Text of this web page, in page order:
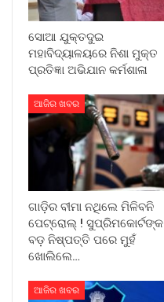
ସୋଆ ଯୁକ୍ତଦୁଇ
ମହାବିଦ୍ୟାଳୟରେ ନିଶା ମୁକ୍ତ
ପ୍ରତିଜ୍ଞା ଅଭିଯାନ କର୍ମଶାଳା
ଆଜିର ଖବର
ଗାଡ଼ିର ବୀମା ନଥିଲେ ମିଳିବନି
ପେଟ୍ରୋଲ୍ ! ସୁପ୍ରିମକୋର୍ଟଙ୍କ
ବଡ଼ ନିଷ୍ପତ୍ତି ପରେ ମୁହଁ
ଖୋଲିଲେ…
ଆଜିର ଖବର